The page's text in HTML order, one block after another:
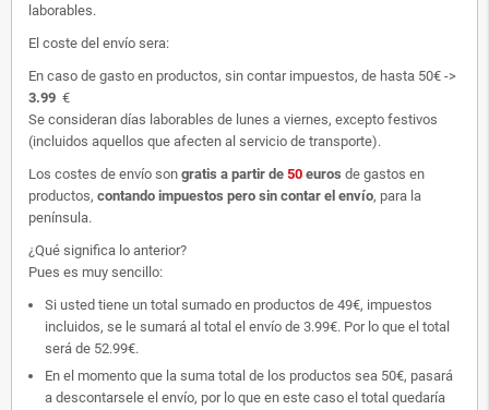
laborables.
El coste del envío sera:
En caso de gasto en productos, sin contar impuestos, de hasta 50€ ->
3.99 €
Se consideran días laborables de lunes a viernes, excepto festivos
(incluidos aquellos que afecten al servicio de transporte).
Los costes de envío son gratis a partir de 50 euros de gastos en
productos, contando impuestos pero sin contar el envío, para la
península.
¿Qué significa lo anterior?
Pues es muy sencillo:
Si usted tiene un total sumado en productos de 49€, impuestos
incluidos, se le sumará al total el envío de 3.99€. Por lo que el total
será de 52.99€.
En el momento que la suma total de los productos sea 50€, pasará
a descontarsele el envío, por lo que en este caso el total quedaría